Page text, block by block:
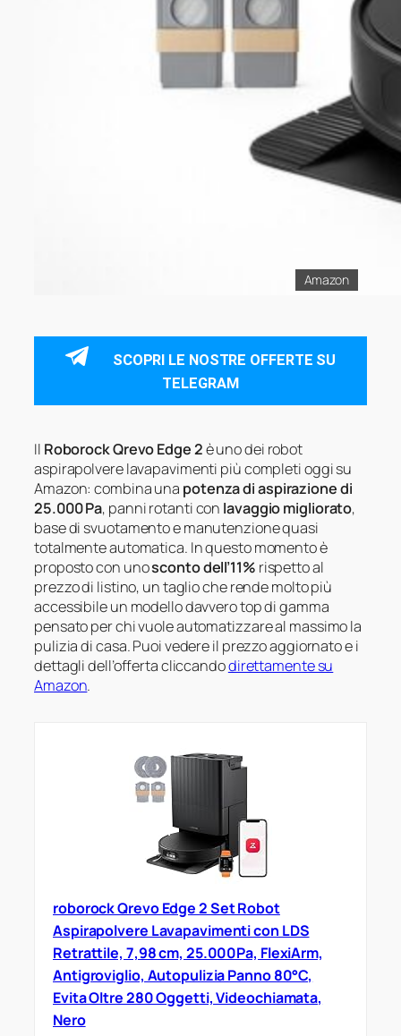
Amazon
SCOPRI LE NOSTRE OFFERTE SU
TELEGRAM
Il Roborock Qrevo Edge 2è uno dei robot
aspirapolvere lavapavimenti più completi oggi su
Amazon: combina una potenza di aspirazione di
25.000 Pa, panni rotanti con lavaggio migliorato,
base di svuotamento e manutenzione quasi
totalmente automatica. In questo momento è
proposto con unosconto dell’11% rispetto al
prezzo di listino, un taglio che rende molto più
accessibile un modello davvero top di gamma
pensato per chi vuole automatizzare al massimo la
pulizia di casa. Puoi vedere il prezzo aggiornato e i
dettagli dell’offerta cliccandodirettamente su
Amazon.
roborock Qrevo Edge 2 Set Robot
Aspirapolvere Lavapavimenti con LDS
Retrattile, 7,98 cm, 25.000Pa, FlexiArm,
Antigroviglio, Autopulizia Panno 80°C,
Evita Oltre 280 Oggetti, Videochiamata,
Nero